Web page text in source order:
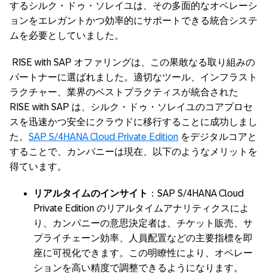
するシルク・ドゥ・ソレイユは、その多面的なオペレーシ
ョンをエレガントかつ効率的にサポートできる統合システ
ムを必要としていました。
RISE with SAP オファリングは、この果敢なる取り組みの
パートナーに選ばれました。適切なツール、インフラスト
ラクチャー、業界のベストプラクティスが統合された
RISE with SAP は、シルク・ドゥ・ソレイユのコアプロセ
スを迅速かつ安全にクラウドに移行することに成功しまし
た。 SAP S/4HANA Cloud Private Edition をデジタルコアと
することで、カンパニーは現在、以下のようなメリットを
得ています。
リアルタイムのインサイト ： SAP S/4HANA Cloud
Private Edition のリアルタイムアナリティクスによ
り、カンパニーの意思決定者は、チケット販売、サ
プライチェーン効率、人員配置などの主要指標を即
座に可視化できます。この明瞭性により、オペレー
ションを高い精度で調整できるようになります。